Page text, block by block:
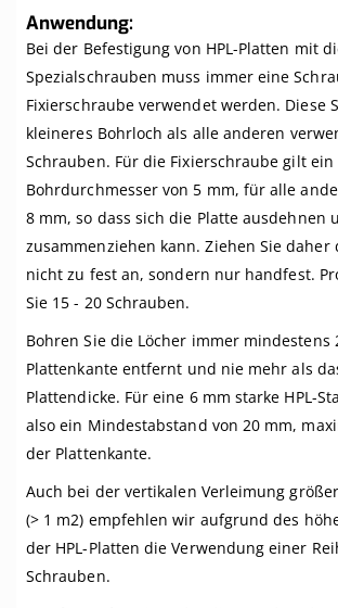
Anwendung:
Bei der Befestigung von HPL-Platten mit
Spezialschrauben muss immer eine
Fixierschraube verwendet werden. Diese
kleineres Bohrloch als alle anderen
Schrauben. Für die Fixierschraube gilt ein
Bohrdurchmesser von 5 mm, für alle
8 mm, so dass sich die Platte ausdehnen
zusammenziehen kann. Ziehen Sie daher
nicht zu fest an, sondern nur handfest.
Sie 15 - 20 Schrauben.
Bohren Sie die Löcher immer mindestens
Plattenkante entfernt und nie mehr als
Plattendicke. Für eine 6 mm starke HPL-
also ein Mindestabstand von 20 mm,
der Plattenkante.
Auch bei der vertikalen Verleimung
(> 1 m2) empfehlen wir aufgrund des
der HPL-Platten die Verwendung einer
Schrauben.